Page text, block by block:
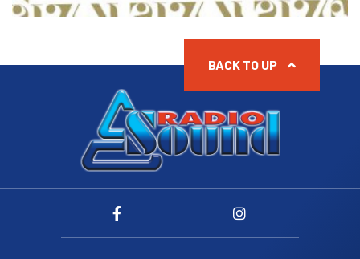
BACK TO UP